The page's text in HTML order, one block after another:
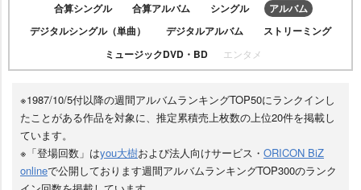
合算シングル 合算アルバム シングル
アルバム
デジタルシングル（単曲）
デジタルアルバム
ストリーミング
ミュージックDVD・BD
エンタメ
※1987/10/5付以降の週間アルバムランキングTOP50にランクインし
たことがある作品を対象に、推定累積売上枚数の上位20件を掲載し
ています。
※「登場回数」はyou大樹および法人向けサービス・ ORICON BiZ
onlineで公開しております週間アルバムランキングTOP300のランク